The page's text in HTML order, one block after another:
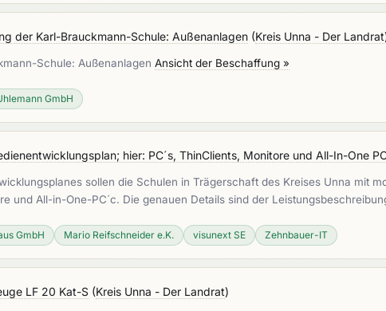
der Karl-Brauckmann-Schule: Außenanlagen (Kreis Unna - Der Landrat
Schule: Außenanlagen Ansicht der Beschaffung »
GmbH
hier: PC´s, ThinClients, Monitore und All-In-One
sollen die Schulen in Trägerschaft des Kreises Unna mit
und All-in-One-PC´c. Die genauen Details sind der
GmbH Mario Reifschneider e.K. visunext SE Zehnbauer-IT
LF 20 Kat-S (Kreis Unna - Der Landrat)